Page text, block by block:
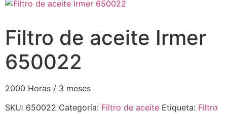
Filtro de aceite Irmer
650022
2000 Horas / 3 meses
SKU: 650022 Categoría: Filtro de aceite Etiqueta: Filtro